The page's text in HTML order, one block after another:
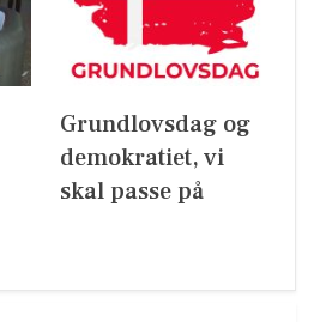
Grundlovsdag og
demokratiet, vi
skal passe på